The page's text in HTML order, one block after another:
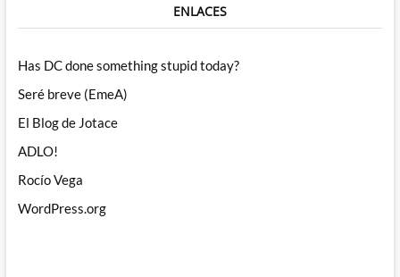
ENLACES
Has DC done something stupid today?
Seré breve (EmeA)
El Blog de Jotace
ADLO!
Rocío Vega
WordPress.org